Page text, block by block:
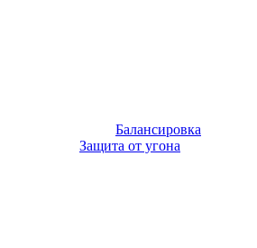
Балансировка
Защита от угона